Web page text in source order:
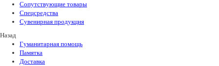
Сопутствующие товары
Спецсредства
Сувенирная продукция
Назад
Гуманитарная помощь
Памятка
Доставка